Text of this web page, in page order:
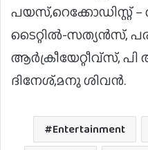
പയസ്,റെക്കോഡിസ്റ്റ് –
ടൈറ്റിൽ-സത്യൻസ്,
ആർക്രീയേറ്റീവ്സ്,
ദിനേശ്,മനു ശിവൻ.
Entertainment